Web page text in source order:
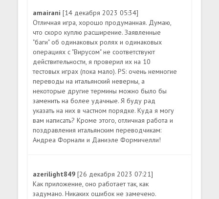
amairani[14 декабря 2023 05:34]
Отличная игра, хорошо продуманная. Думаю,
что скоро куплю расширение. Заявленные
"баги" об одинаковых ролях и одинаковых
операциях с "Вирусом" не соответствуют
действительности, я проверил их на 10
тестовых играх (пока мало). PS: очень немногие
переводы на итальянский неверны, а
некоторые другие термины можно было бы
заменить на более удачные. Я буду рад
указать на них в частном порядке. Куда я могу
вам написать? Кроме этого, отличная работа и
поздравления итальянским переводчикам:
Андреа Форнали и Даниэле Формичелли!
azerilight849[26 декабря 2023 07:21]
Как приложение, оно работает так, как
задумано. Никаких ошибок не замечено.